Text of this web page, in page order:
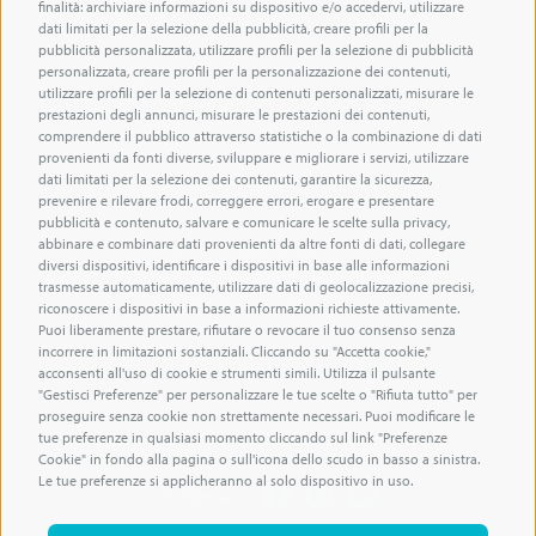
finalità: archiviare informazioni su dispositivo e/o accedervi, utilizzare
dati limitati per la selezione della pubblicità, creare profili per la
pubblicità personalizzata, utilizzare profili per la selezione di pubblicità
personalizzata, creare profili per la personalizzazione dei contenuti,
utilizzare profili per la selezione di contenuti personalizzati, misurare le
prestazioni degli annunci, misurare le prestazioni dei contenuti,
comprendere il pubblico attraverso statistiche o la combinazione di dati
provenienti da fonti diverse, sviluppare e migliorare i servizi, utilizzare
dati limitati per la selezione dei contenuti, garantire la sicurezza,
prevenire e rilevare frodi, correggere errori, erogare e presentare
pubblicità e contenuto, salvare e comunicare le scelte sulla privacy,
abbinare e combinare dati provenienti da altre fonti di dati, collegare
diversi dispositivi, identificare i dispositivi in base alle informazioni
trasmesse automaticamente, utilizzare dati di geolocalizzazione precisi,
riconoscere i dispositivi in base a informazioni richieste attivamente.
Puoi liberamente prestare, rifiutare o revocare il tuo consenso senza
incorrere in limitazioni sostanziali. Cliccando su "Accetta cookie,"
acconsenti all'uso di cookie e strumenti simili. Utilizza il pulsante
"Gestisci Preferenze" per personalizzare le tue scelte o "Rifiuta tutto" per
proseguire senza cookie non strettamente necessari. Puoi modificare le
tue preferenze in qualsiasi momento cliccando sul link "Preferenze
Cookie" in fondo alla pagina o sull'icona dello scudo in basso a sinistra.
Le tue preferenze si applicheranno al solo dispositivo in uso.
Solutions
Assets
Human
About us
Contatti
© Microdata Group 2024
Via dell’Innovazione Digitale, 3
26100 Cremona (CR)
Italy
Tel.+39 0372.80.51.00
P.IVA04623280965
Follow us